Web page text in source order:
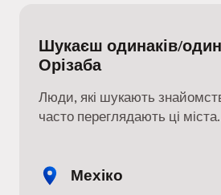
Шукаєш одинаків/
Орізаба
Люди, які шукають
часто переглядають ці міста.
Мехіко